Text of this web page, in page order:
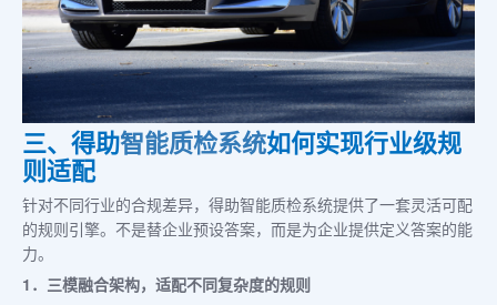
三、得助智能质检系统如何实现行业级规
则适配
针对不同行业的合规差异，得助智能质检系统提供了一套灵活可配
的规则引擎。不是替企业预设答案，而是为企业提供定义答案的能
力。
1．三模融合架构，适配不同复杂度的规则